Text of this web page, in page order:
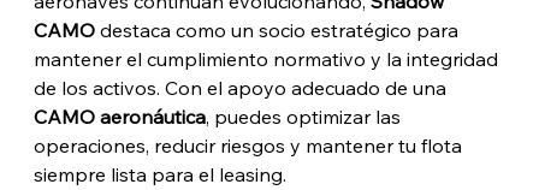
CAMO destaca como un socio estratégico para
mantener el cumplimiento normativo y la integridad
de los activos. Con el apoyo adecuado de una
CAMO aeronáutica, puedes optimizar las
operaciones, reducir riesgos y mantener tu flota
siempre lista para el leasing.